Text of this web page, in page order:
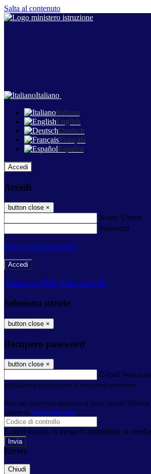
Salta al contenuto
Italiano
Italiano
English
Deutsch
Français
Español
Accedi
Accedi
button close ×
Nome Utente
Password
Password dimenticata?
-
Entra con SPID Entra con CIE
Seleziona utente
button close ×
Recupero password
button close ×
E-mail Verrà
all'indirizzo indicato con le istruzioni necessarie.
Non hai una e-mail associata al nome utente?
tramite la Login Spaggiari
E-mail inviata, si prega di controllare la
Errore
Chiudi